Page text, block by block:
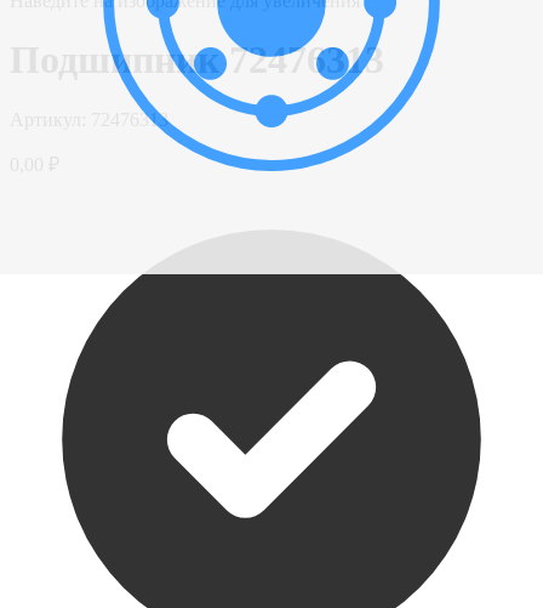
Подшипник 72476313
72476313